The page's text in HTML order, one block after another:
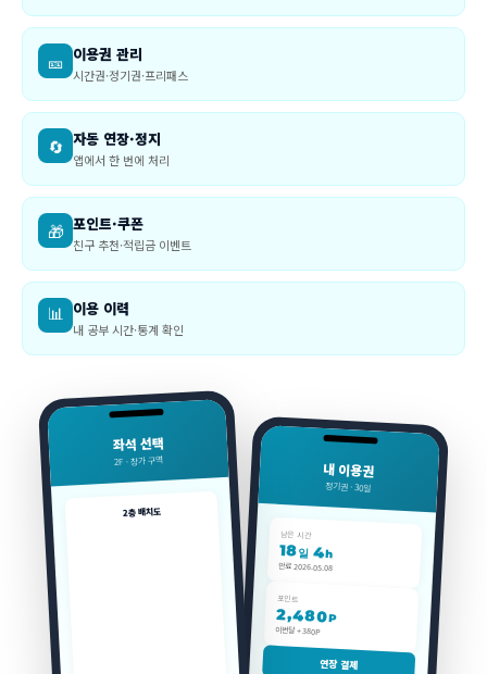
🎫 이용권 관리
시간권·정기권·프리패스
🔄 자동 연장·정지
앱에서 한 번에 처리
🎁 포인트·쿠폰
친구 추천·적립금 이벤트
📊 이용 이력
내 공부 시간·통계 확인
좌석 선택
2F · 창가 구역
2층 배치도
내 이용권
정기권 · 30일
남은 시간
18일4h
만료 2026.05.08
포인트
2,480P
이번달 +380P
연장 결제